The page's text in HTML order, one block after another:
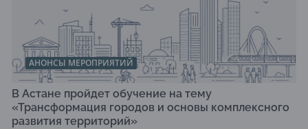
АНОНСЫ МЕРОПРИЯТИЙ
В Астане пройдет обучение на тему
«Трансформация городов и основы комплексного
развития территорий»